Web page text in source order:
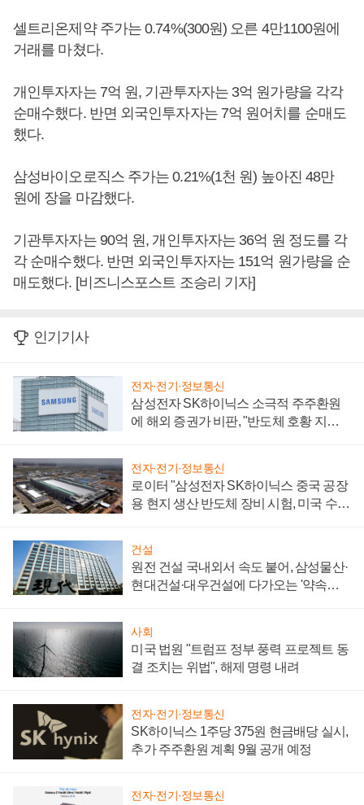
셀트리온제약 주가는 0.74%(300원) 오른 4만1100원에
거래를 마쳤다.
개인투자자는 7억 원, 기관투자자는 3억 원가량을 각각
순매수했다. 반면 외국인투자자는 7억 원어치를 순매도
했다.
삼성바이오로직스 주가는 0.21%(1천 원) 높아진 48만
원에 장을 마감했다.
기관투자자는 90억 원, 개인투자자는 36억 원 정도를 각
각 순매수했다. 반면 외국인투자자는 151억 원가량을 순
매도했다. [비즈니스포스트 조승리 기자]
인기기사
전자·전기·정보통신
삼성전자 SK하이닉스 소극적 주주환원
에 해외 증권가 비판, "반도체 호황 지속
전자·전기·정보통신
로이터 "삼성전자 SK하이닉스 중국 공장
용 현지 생산 반도체 장비 시험, 미국 수출
건설
원전 건설 국내외서 속도 붙어, 삼성물산·
현대건설·대우건설에 다가오는 '약속의
사회
미국 법원 "트럼프 정부 풍력 프로젝트 동
결 조치는 위법", 해제 명령 내려
전자·전기·정보통신
SK하이닉스 1주당 375원 현금배당 실시,
추가 주주환원 계획 9월 공개 예정
전자·전기·정보통신